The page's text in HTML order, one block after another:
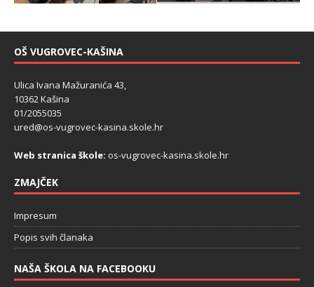
OŠ VUGROVEC-KAŠINA
Ulica Ivana Mažuranića 43,
10362 Kašina
01/2055035
ured@os-vugrovec-kasina.skole.hr
Web stranica škole: os-vugrovec-kasina.skole.hr
ZMAJČEK
Impresum
Popis svih članaka
NAŠA ŠKOLA NA FACEBOOKU